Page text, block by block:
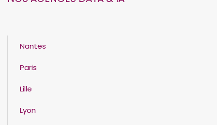
Nantes
Paris
Lille
Lyon